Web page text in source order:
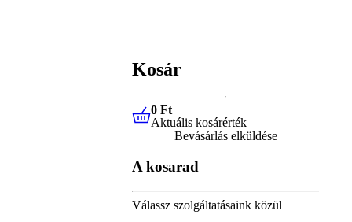
Kosár
0 FtAktuális kosárérték
0 Ft
Aktuális kosárérték
Bevásárlás elküldése
A kosarad
Válassz szolgáltatásaink közül